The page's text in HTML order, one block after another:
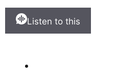
Listen to this